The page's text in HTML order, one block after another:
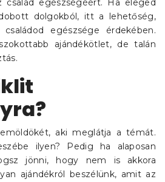
család egészségéért. Ha eleged
dolgokból, itt a lehetőség,
egészsége érdekében.
ajándékötlet, de talán
aki meglátja a témát.
ilyen? Pedig ha alaposan
jönni, hogy nem is akkora
ajándékról beszélünk, amit az